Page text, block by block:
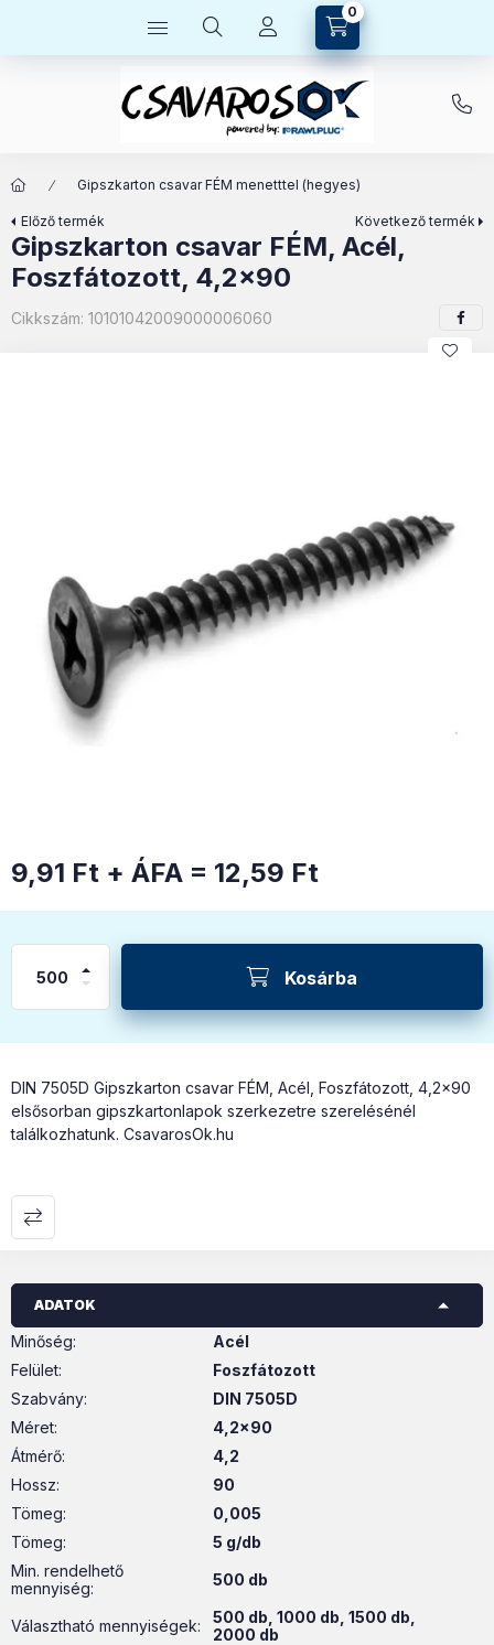
Kosárban lévő
0
Gipszkarton csavar FÉM menetttel (hegyes)
Előző termék Következő termék
Gipszkarton csavar FÉM, Acél,
Foszfátozott, 4,2x90
Cikkszám: 10101042009000006060
9,91 Ft + ÁFA = 12,59 Ft
Kosárba
DIN 7505D Gipszkarton csavar FÉM, Acél, Foszfátozott, 4,2x90
elsősorban gipszkartonlapok szerkezetre szerelésénél
találkozhatunk. CsavarosOk.hu
ADATOK
Minőség:
Acél
Felület:
Foszfátozott
Szabvány:
DIN 7505D
Méret:
4,2x90
Átmérő:
4,2
Hossz:
90
Tömeg:
0,005
Tömeg:
5 g/db
Min. rendelhető
mennyiség:
500 db
Választható mennyiségek:
500 db, 1000 db, 1500 db,
2000 db